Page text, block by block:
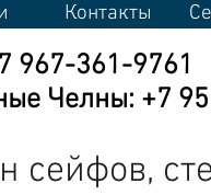
Контакты
967-361-9761
Челны: +7
сейфов,